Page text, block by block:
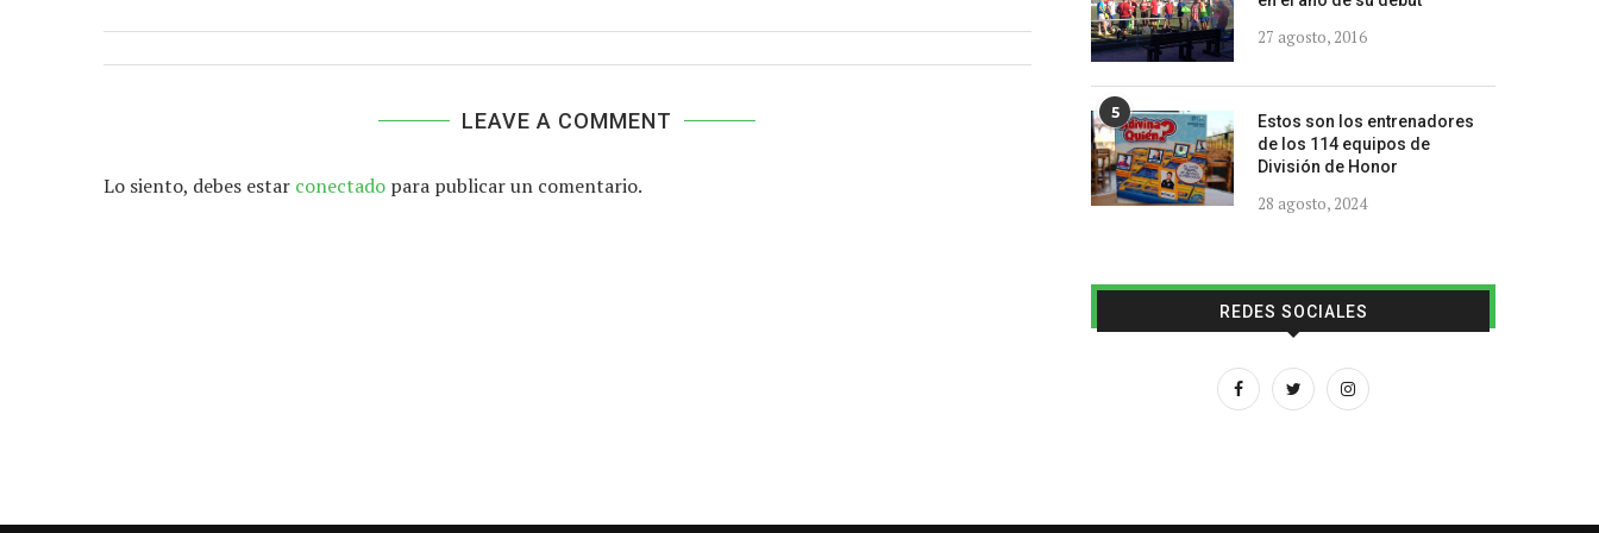
LEAVE A COMMENT
Lo siento, debes estar conectado para publicar un comentario.
27 agosto, 2016
5
Estos son los entrenadores
de los 114 equipos de
División de Honor
28 agosto, 2024
REDES SOCIALES